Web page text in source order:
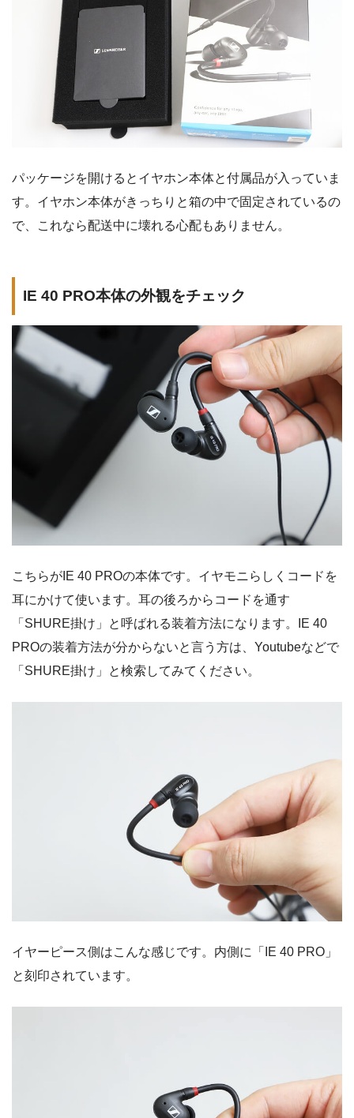
パッケージを開けるとイヤホン本体と付属品が入っていま
す。イヤホン本体がきっちりと箱の中で固定されているの
で、これなら配送中に壊れる心配もありません。
IE 40 PRO本体の外観をチェック
こちらがIE 40 PROの本体です。イヤモニらしくコードを
耳にかけて使います。耳の後ろからコードを通す
「SHURE掛け」と呼ばれる装着方法になります。IE 40
PROの装着方法が分からないと言う方は、Youtubeなどで
「SHURE掛け」と検索してみてください。
イヤーピース側はこんな感じです。内側に「IE 40 PRO」
と刻印されています。